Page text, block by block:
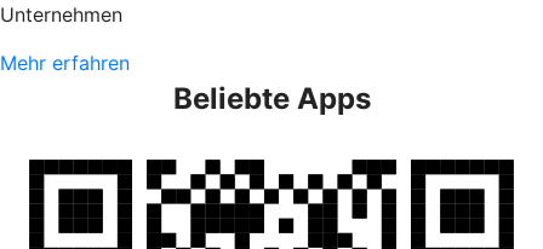
Unternehmen
Mehr erfahren
Beliebte Apps